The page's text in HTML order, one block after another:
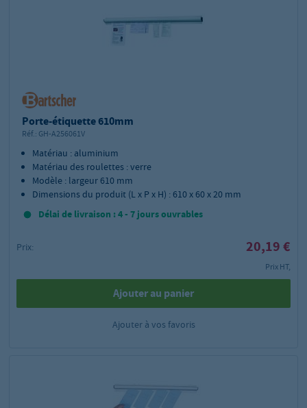
Porte-étiquette 610mm
Réf.: GH-A256061V
Matériau : aluminium
Matériau des roulettes : verre
Modèle : largeur 610 mm
Dimensions du produit (L x P x H) : 610 x 60 x 20 mm
Délai de livraison : 4 - 7 jours ouvrables
Prix: 20,19 €
Prix HT,
Ajouter au panier
Ajouter à vos favoris